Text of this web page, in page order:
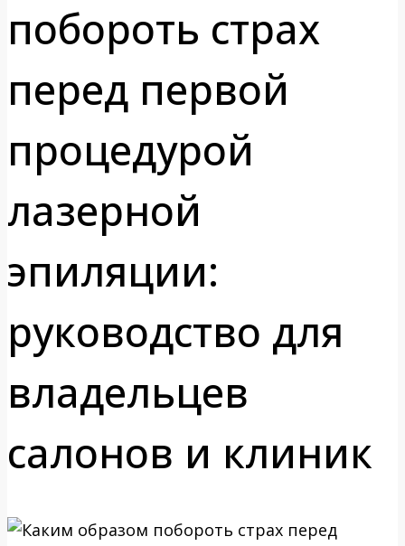
побороть страх
перед первой
процедурой
лазерной
эпиляции:
руководство для
владельцев
салонов и клиник